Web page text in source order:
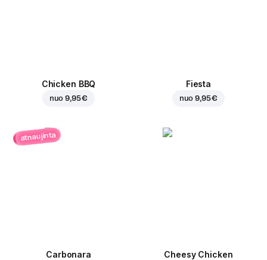
Chicken BBQ
nuo9,95 €
Fiesta
nuo9,95 €
atnaujinta
Carbonara Cheesy Chicken